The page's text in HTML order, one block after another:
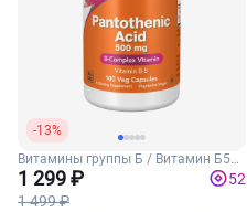
-13%
Витамины группы Б / Витамин Б5
(Пантотеновая кислота)
1 299 ₽
1 499 ₽
52